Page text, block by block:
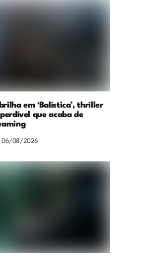
em ‘Balística’, thriller
que acaba de
06/08/2026